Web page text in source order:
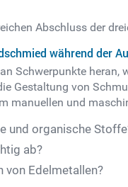
Abschluss der
während der
Schwerpunkte
Gestaltung von
manuellen und
und organische
ab?
von Edelmetallen?